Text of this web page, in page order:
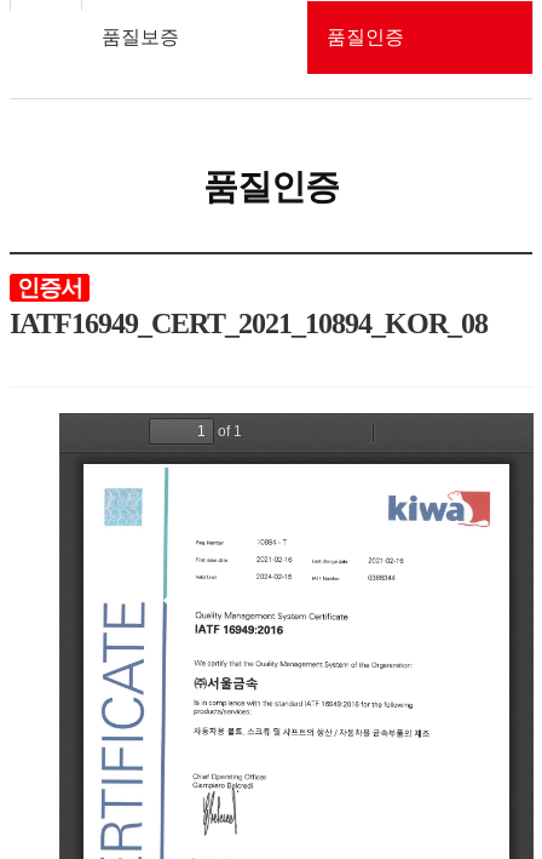
품질보증 품질인증
품질인증
인증서
IATF16949_CERT_2021_10894_KOR_08